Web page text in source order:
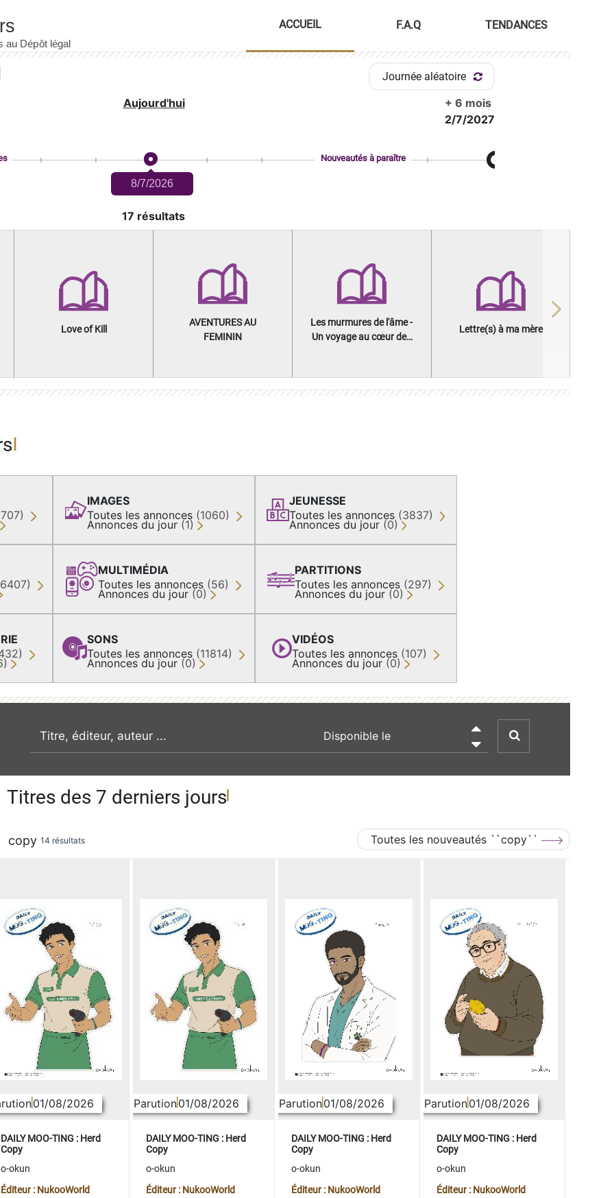
ACCUEIL F.A.Q TENDANCES
Journée aléatoire
Aujourd'hui
+ 6 mois
2/7/2027
8/7/2026
Nouveautés à paraître
17 résultats
Love of Kill
AVENTURES AU
FEMININ
Les murmures de l'âme -
Un voyage au cœur des
Lettre(s) à ma mère
Next
IMAGES
Toutes les annonces (1060)
Annonces du jour (1)
MULTIMÉDIA
Toutes les annonces (56)
Annonces du jour (0)
SONS
Toutes les annonces (11814)
Annonces du jour (0)
JEUNESSE
Toutes les annonces (3837)
Annonces du jour (0)
PARTITIONS
Toutes les annonces (297)
Annonces du jour (0)
VIDÉOS
Toutes les annonces (107)
Annonces du jour (0)
recherche par mot clé

Titres des 7 derniers jours
copy 14 résultats Toutes les nouveautés ``copy``
01/08/2026
DAILY MOO-TING : Herd
Copy
o-okun
Éditeur : NukooWorld
Parution01/08/2026
DAILY MOO-TING : Herd
Copy
o-okun
Éditeur : NukooWorld
Parution01/08/2026
DAILY MOO-TING : Herd
Copy
o-okun
Éditeur : NukooWorld
Parution01/08/2026
DAILY MOO-TING : Herd
Copy
o-okun
Éditeur : NukooWorld